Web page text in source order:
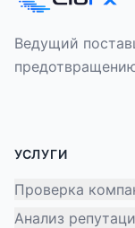
Ведущий
УСЛУГИ
Проверка
Анализ